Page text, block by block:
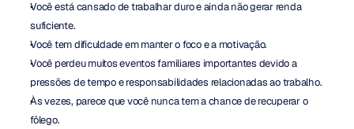
Você está cansado de trabalhar duro e ainda não gerar renda
suficiente.
Você tem dificuldade em manter o foco e a motivação.
Você perdeu muitos eventos familiares importantes devido a
pressões de tempo e responsabilidades relacionadas ao trabalho.
Às vezes, parece que você nunca tem a chance de recuperar o
fôlego.